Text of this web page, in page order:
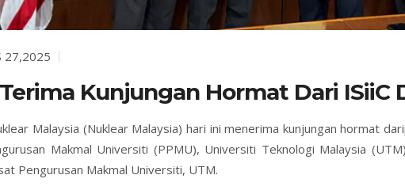
27,2025
Kunjungan Hormat Dari ISiiC
Malaysia (Nuklear Malaysia) hari ini menerima kunjungan hormat
Makmal Universiti (PPMU), Universiti Teknologi Malaysia
Pengurusan Makmal Universiti, UTM.